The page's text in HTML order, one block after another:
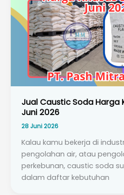
Jual Caustic Soda Harga
Juni 2026
28 Juni 2026
Kalau kamu bekerja di
pengolahan air, atau
perkebunan, caustic soda
dalam daftar kebutuhan